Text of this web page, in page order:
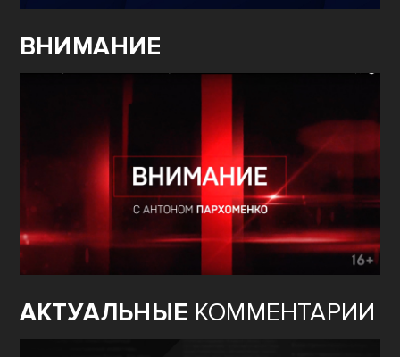
ВНИМАНИЕ
АКТУАЛЬНЫЕ КОММЕНТАРИИ